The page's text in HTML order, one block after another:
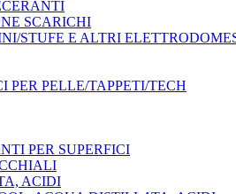
SCARICHI
STUFE E ALTRI
PER PELLE/TAPPETI/TECH
PER SUPERFICI
ACIDI